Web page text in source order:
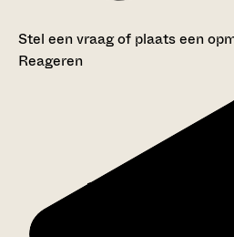
Stel een vraag of plaats een
Reageren